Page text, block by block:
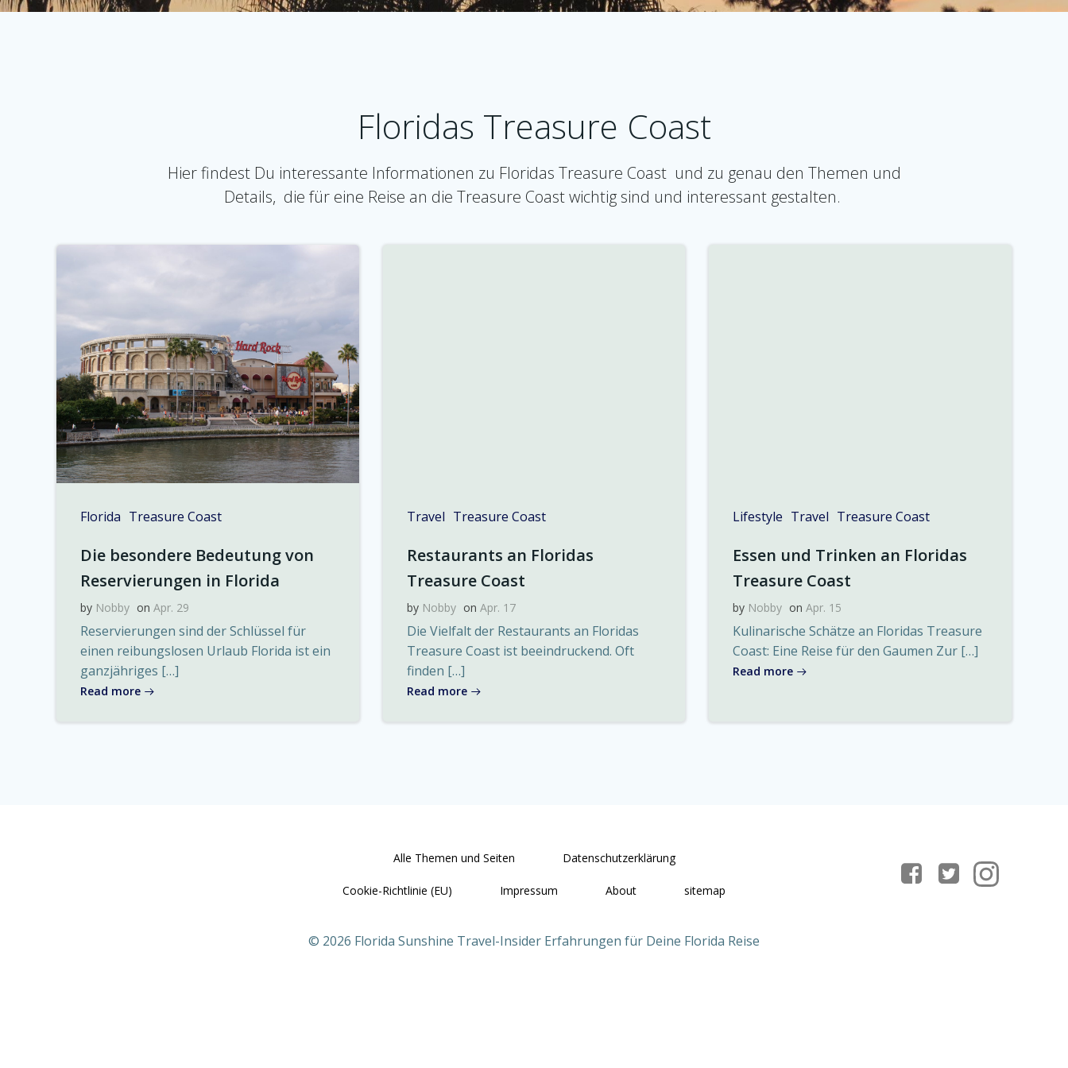
Floridas Treasure Coast
Hier findest Du interessante Informationen zu Floridas Treasure Coast und zu genau den Themen und
Details, die für eine Reise an die Treasure Coast wichtig sind und interessant gestalten.
Florida Treasure Coast
Die besondere Bedeutung von
Reservierungen in Florida
by Nobby on Apr. 29
Reservierungen sind der Schlüssel für
einen reibungslosen Urlaub Florida ist ein
ganzjähriges […]
Read more
Travel Treasure Coast
Restaurants an Floridas
Treasure Coast
by Nobby on Apr. 17
Die Vielfalt der Restaurants an Floridas
Treasure Coast ist beeindruckend. Oft
finden […]
Read more
Lifestyle Travel Treasure Coast
Essen und Trinken an Floridas
Treasure Coast
by Nobby on Apr. 15
Kulinarische Schätze an Floridas Treasure
Coast: Eine Reise für den Gaumen Zur […]
Read more
Alle Themen und Seiten Datenschutzerklärung
Cookie-Richtlinie (EU) Impressum About sitemap
© 2026 Florida Sunshine Travel-Insider Erfahrungen für Deine Florida Reise